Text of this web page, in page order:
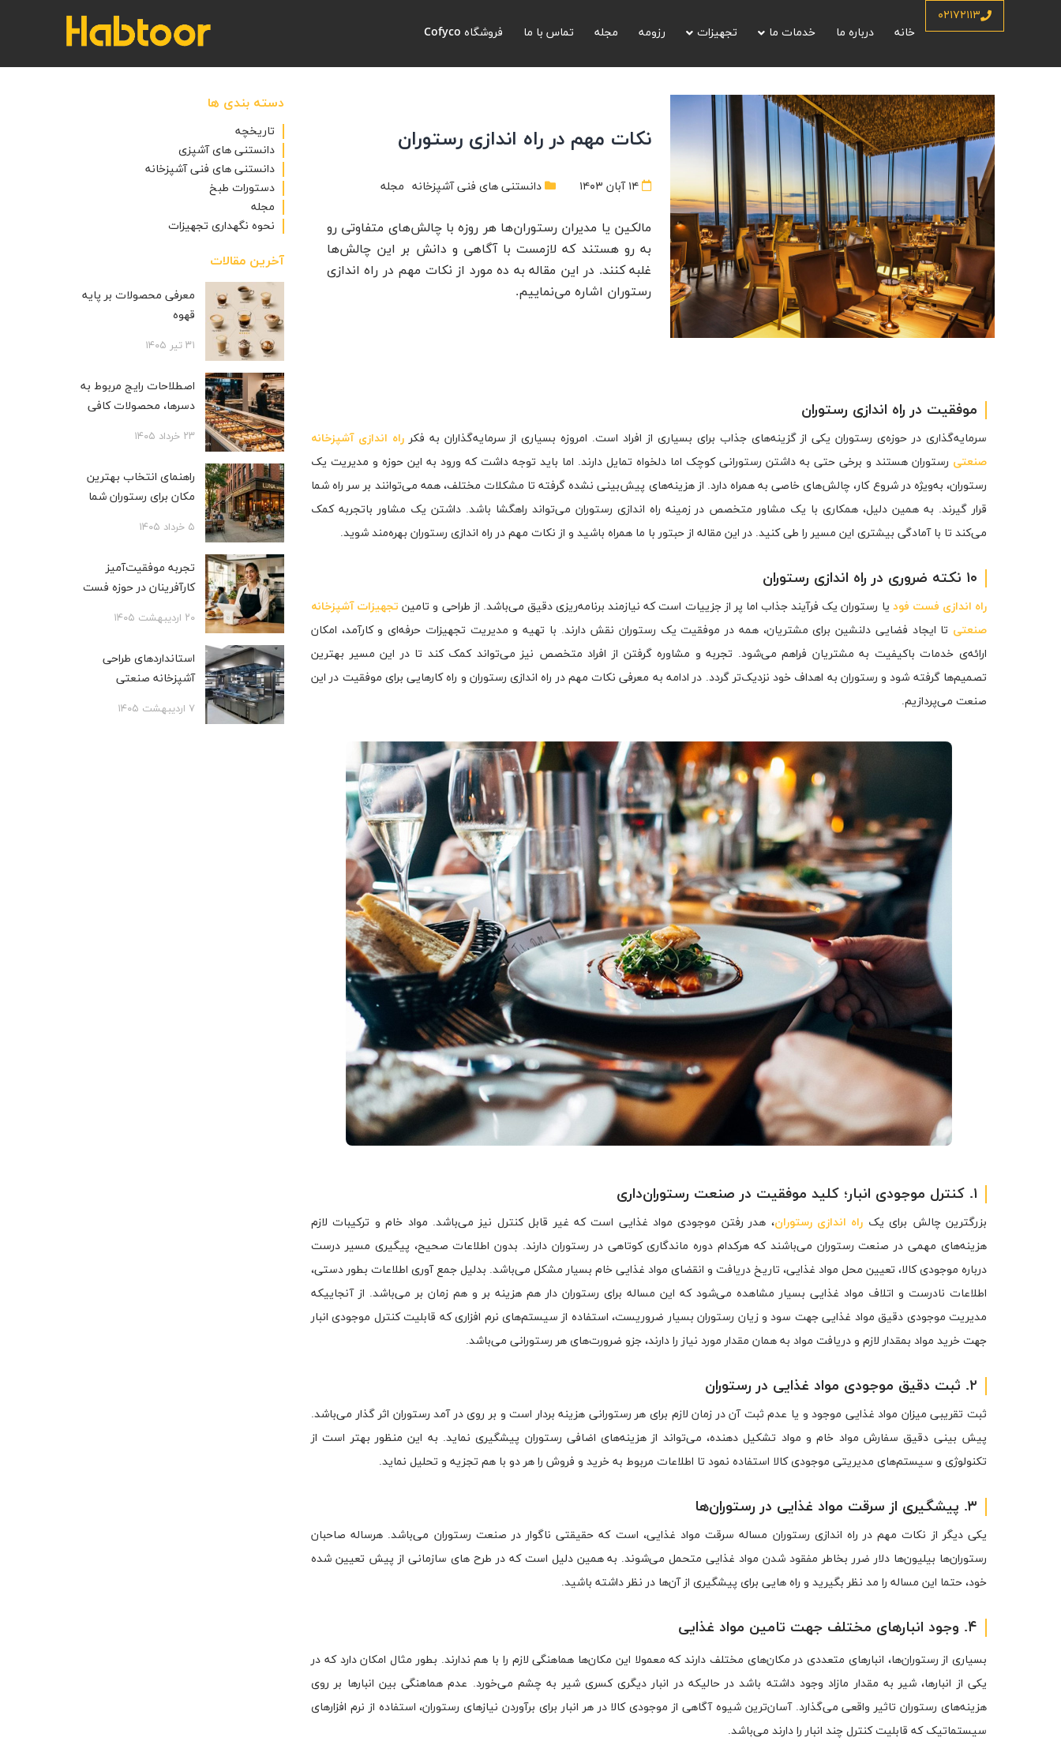
۰۲۱۷۲۱۱۳
خانه
درباره ما خدمات ما تجهیزات رزومه مجله تماس با ما فروشگاه Cofyco
نکات مهم در راه اندازی رستوران
۱۴ آبان ۱۴۰۳ دانستنی های فنی آشپزخانه مجله
مالکین یا مدیران رستوران‌ها هر روزه با چالش‌های متفاوتی رو
به رو هستند که لازمست با آگاهی و دانش بر این چالش‌ها
غلبه کنند. در این مقاله به ده مورد از نکات مهم در راه اندازی
رستوران اشاره می‌نماییم.
موفقیت در راه اندازی رستوران
سرمایه‌گذاری در حوزه‌ی رستوران یکی از گزینه‌های جذاب برای بسیاری از افراد است. امروزه بسیاری از سرمایه‌گذاران به فکرراه اندازی آشپزخانه
صنعتی رستوران هستند و برخی حتی به داشتن رستورانی کوچک اما دلخواه تمایل دارند. اما باید توجه داشت که ورود به این حوزه و مدیریت یک
رستوران، به‌ویژه در شروع کار، چالش‌های خاصی به همراه دارد. از هزینه‌های پیش‌بینی نشده گرفته تا مشکلات مختلف، همه می‌توانند بر سر راه شما
قرار گیرند. به همین دلیل، همکاری با یک مشاور متخصص در زمینه راه اندازی رستوران می‌تواند راهگشا باشد. داشتن یک مشاور باتجربه کمک
می‌کند تا با آمادگی بیشتری این مسیر را طی کنید. در این مقاله از حبتور با ما همراه باشید و از نکات مهم در راه اندازی رستوران بهره‌مند شوید.
۱۰ نکته ضروری در راه اندازی رستوران
راه اندازی فست فود یا رستوران یک فرآیند جذاب اما پر از جزییات است که نیازمند برنامه‌ریزی دقیق می‌باشد. از طراحی و تامین تجهیزات آشپزخانه
صنعتی تا ایجاد فضایی دلنشین برای مشتریان، همه در موفقیت یک رستوران نقش دارند. با تهیه و مدیریت تجهیزات حرفه‌ای و کارآمد، امکان
ارائه‌ی خدمات باکیفیت به مشتریان فراهم می‌شود. تجربه و مشاوره گرفتن از افراد متخصص نیز می‌تواند کمک کند تا در این مسیر بهترین
تصمیم‌ها گرفته شود و رستوران به اهداف خود نزدیک‌تر گردد. در ادامه به معرفی نکات مهم در راه اندازی رستوران و راه کارهایی برای موفقیت در این
صنعت می‌پردازیم.
۱. کنترل موجودی انبار؛ کلید موفقیت در صنعت رستوران‌داری
بزرگترین چالش برای یک راه اندازی رستوران، هدر رفتن موجودی مواد غذایی است که غیر قابل کنترل نیز می‌باشد. مواد خام و ترکیبات لازم
هزینه‌های مهمی در صنعت رستوران می‌باشند که هرکدام دوره ماندگاری کوتاهی در رستوران دارند. بدون اطلاعات صحیح، پیگیری مسیر درست
درباره موجودی کالا، تعیین محل مواد غذایی، تاریخ دریافت و انقضای مواد غذایی خام بسیار مشکل می‌باشد. بدلیل جمع آوری اطلاعات بطور دستی،
اطلاعات نادرست و اتلاف مواد غذایی بسیار مشاهده می‌شود که این مساله برای رستوران دار هم هزینه بر و هم زمان بر می‌باشد. از آنجاییکه
مدیریت موجودی دقیق مواد غذایی جهت سود و زیان رستوران بسیار ضروریست، استفاده از سیستم‌های نرم افزاری که قابلیت کنترل موجودی انبار
جهت خرید مواد بمقدار لازم و دریافت مواد به همان مقدار مورد نیاز را دارند، جزو ضرورت‌های هر رستورانی می‌باشد.
۲. ثبت دقیق موجودی مواد غذایی در رستوران
ثبت تقریبی میزان مواد غذایی موجود و یا عدم ثبت آن در زمان لازم برای هر رستورانی هزینه بردار است و بر روی در آمد رستوران اثر گذار می‌باشد.
پیش بینی دقیق سفارش مواد خام و مواد تشکیل دهنده، می‌تواند از هزینه‌های اضافی رستوران پیشگیری نماید. به این منظور بهتر است از
تکنولوژی و سیستم‌های مدیریتی موجودی کالا استفاده نمود تا اطلاعات مربوط به خرید و فروش را هر دو با هم تجزیه و تحلیل نماید.
۳. پیشگیری از سرقت مواد غذایی در رستوران‌ها
یکی دیگر از نکات مهم در راه اندازی رستوران مساله سرقت مواد غذایی، است که حقیقتی ناگوار در صنعت رستوران می‌باشد. هرساله صاحبان
رستوران‌ها بیلیون‌ها دلار ضرر بخاطر مفقود شدن مواد غذایی متحمل می‌شوند. به همین دلیل است که در طرح های سازمانی از پیش تعیین شده
خود، حتما این مساله را مد نظر بگیرید و راه هایی برای پیشگیری از آن‌ها در نظر داشته باشید.
۴. وجود انبارهای مختلف جهت تامین مواد غذایی
بسیاری از رستوران‌ها، انبارهای متعددی در مکان‌های مختلف دارند که معمولا این مکان‌ها هماهنگی لازم را با هم ندارند. بطور مثال امکان دارد که در
یکی از انبارها، شیر به مقدار مازاد وجود داشته باشد در حالیکه در انبار دیگری کسری شیر به چشم می‌خورد. عدم هماهنگی بین انبارها بر روی
هزینه‌های رستوران تاثیر واقعی می‌گذارد. آسان‌ترین شیوه آگاهی از موجودی کالا در هر انبار برای برآوردن نیازهای رستوران، استفاده از نرم افزارهای
سیستماتیک که قابلیت کنترل چند انبار را دارند می‌باشد.
دسته بندی ها
تاریخچه
دانستنی های آشپزی
دانستنی های فنی آشپزخانه
دستورات طبخ
مجله
نحوه نگهداری تجهیزات
آخرین مقالات
معرفی محصولات بر پایه
قهوه
۳۱ تیر ۱۴۰۵
اصطلاحات رایج مربوط به
دسرها، محصولات کافی
۲۳ خرداد ۱۴۰۵
راهنمای انتخاب بهترین
مکان برای رستوران شما
۵ خرداد ۱۴۰۵
تجربه موفقیت‌آمیز
کارآفرینان در حوزه فست
۲۰ اردیبهشت ۱۴۰۵
استانداردهای طراحی
آشپزخانه صنعتی
۷ اردیبهشت ۱۴۰۵